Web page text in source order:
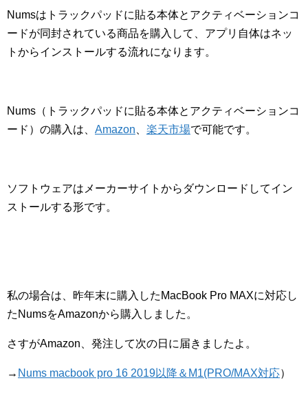
Numsはトラックパッドに貼る本体とアクティベーションコ
ードが同封されている商品を購入して、アプリ自体はネッ
トからインストールする流れになります。
Nums（トラックパッドに貼る本体とアクティベーションコ
ード）の購入は、 Amazon、 楽天市場で可能です。
ソフトウェアはメーカーサイトからダウンロードしてイン
ストールする形です。
私の場合は、昨年末に購入したMacBook Pro MAXに対応し
たNumsをAmazonから購入しました。
さすがAmazon、発注して次の日に届きましたよ。
→ Nums macbook pro 16 2019以降＆M1(PRO/MAX対応）